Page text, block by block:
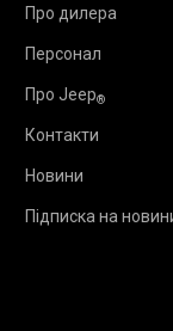
Про дилера
Персонал
Про Jeep®
Контакти
Новини
Підписка на